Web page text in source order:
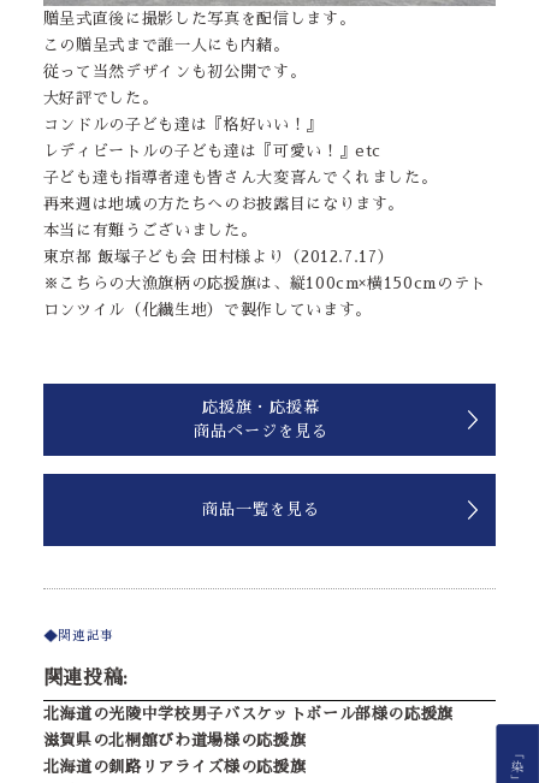
贈呈式直後に撮影した写真を配信します。
この贈呈式まで誰一人にも内緒。
従って当然デザインも初公開です。
大好評でした。
コンドルの子ども達は『格好いい！』
レディビートルの子ども達は『可愛い！』etc
子ども達も指導者達も皆さん大変喜んでくれました。
再来週は地域の方たちへのお披露目になります。
本当に有難うございました。
東京都 飯塚子ども会 田村様より（2012.7.17）
※こちらの大漁旗柄の応援旗は、縦100cm×横150cmのテト
ロンツイル（化繊生地）で製作しています。
商品一覧を見る
応援旗・応援幕
商品ページを見る
関連記事
関連投稿:
北海道の光陵中学校男子バスケットボール部様の応援旗
滋賀県の北桐館びわ道場様の応援旗
北海道の釧路リアライズ様の応援旗